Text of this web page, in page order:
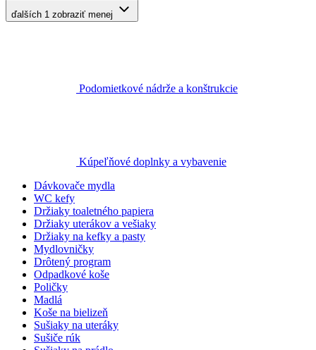
ďalších 1 zobraziť menej
Podomietkové nádrže a konštrukcie
Kúpeľňové doplnky a vybavenie
Dávkovače mydla
WC kefy
Držiaky toaletného papiera
Držiaky uterákov a vešiaky
Držiaky na kefky a pasty
Mydlovničky
Drôtený program
Odpadkové koše
Poličky
Madlá
Koše na bielizeň
Sušiaky na uteráky
Sušiče rúk